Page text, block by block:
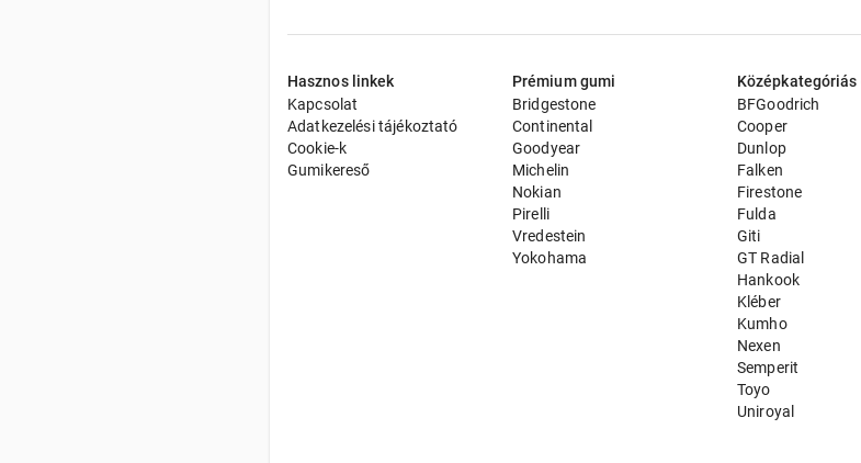
Hasznos linkek
Kapcsolat
Adatkezelési tájékoztató
Cookie-k
Gumikereső
Prémium gumi
Bridgestone
Continental
Goodyear
Michelin
Nokian
Pirelli
Vredestein
Yokohama
Középkategóriás
BFGoodrich
Cooper
Dunlop
Falken
Firestone
Fulda
Giti
GT Radial
Hankook
Kléber
Kumho
Nexen
Semperit
Toyo
Uniroyal